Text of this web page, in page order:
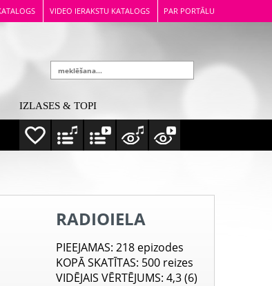
VIDEO IERAKSTU KATALOGS PAR PORTĀLU
IZLASES & TOPI
RADIOIELA
PIEEJAMAS: 218 epizodes
KOPĀ SKATĪTAS: 500 reizes
VIDĒJAIS VĒRTĒJUMS: 4,3 (6)